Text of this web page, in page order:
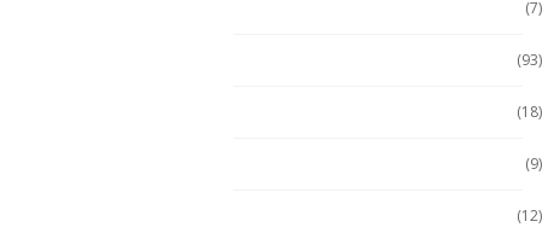
(7)
(93)
(18)
(9)
(12)